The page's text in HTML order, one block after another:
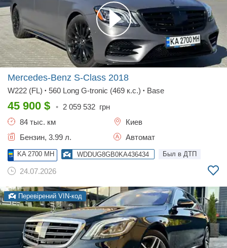
Mercedes-Benz S-Class 2018
W222 (FL) • 560 Long G-tronic (469 к.с.) • Base
45 900 $ • 2 059 532 грн
84 тыс. км
Киев
Бензин, 3.99 л.
Автомат
KA 2700 MH WDDUG8GB0KA436434 Был в ДТП
24.07.2026
Перевірений VIN-код